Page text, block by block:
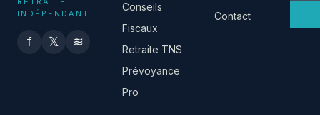
INDÉPENDANT
f 𝕏 ≋
Conseils
Fiscaux
Retraite TNS
Prévoyance
Pro
Contact